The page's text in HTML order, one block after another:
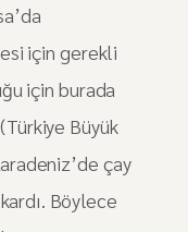
için gerekli
için burada
Büyük
çay
Böylece